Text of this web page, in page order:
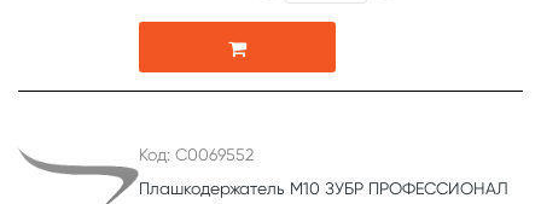
Код: С0069552
Плашкодержатель М10 ЗУБР ПРОФЕССИОНАЛ